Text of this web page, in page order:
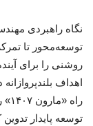
نگاه راهبردی
توسعه‌محور تا
روشنی را برای
اهداف
توسعه پایدار